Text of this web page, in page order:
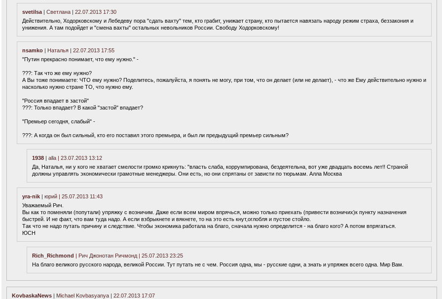
svetilsa | Светлана | 22.07.2013 17:30
Действительно, Ходорковскому и Лебедеву пора "сдать вахту" тем, кто грабит, унижает страну, кто пытается навязать народу режим страха, беззакония и
унижения. А там подойдет и "смена вахты" остальных невольников России. Свободу Ходорковскому!
nsamko | Наталья | 22.07.2013 17:55
"Путин прекрасно понимает, что ему нужно." -
???: Так что же ему нужно?
А Вы тоже понимаете: ЧТО ему нужно? Поделитесь, пожалуйста, я понять не могу, при том, что он делает (или не делает), - что же Ему действительно нужно и
насколько нужно стране ТО, что нужно ему.
"Россия впадает в застой"
???: Только впадает? В какой "застой" впадает?
"Премьер сегодня, слабый" -
???: А когда он был сильный, кто его поставил этого премьера, и был ли предыдущий премьер сильным?
1938 | alla | 23.07.2013 13:12
Да, Наталья, ни у кого не хватает смелости громко крикнуть: "власть слаба, коррумпирована, бездеятельна, вот уже двадцать восемь лет!! Страной
должны управлять экономически грамотные менеджеры. Они есть, но они спрятаны от зависти по тюрьмам. Алла Москва
yra-nik | юрий | 25.07.2013 11:43
Уважаемый Рич.
Вы как то поменяли (попутали) упряжку с возничим. Даже если всем миром впрячься, можно только приехать (привести возничих)к пункту назначения
быстрей. И не факт, что вам туда надо. А если взбрыкнете и вякнете, то на это есть кнут,оглобля и пустое стойло.
Так что не надо путать причину и следствие. Чтобы экономика работала на благо, сначала нужно определится - на благо кого? А потом впрягаться.
ЮСН
Rich_Richmond | Рич Джонотан Ричмонд | 25.07.2013 23:25
На благо великого русского народа, великой России. Тут путать не с чем. Россия одна, мы - русские одни, а знать и упряжек всего одна. Мир Вам.
KovbaskaNews | Michael Kovbasyanya | 22.07.2013 17:07